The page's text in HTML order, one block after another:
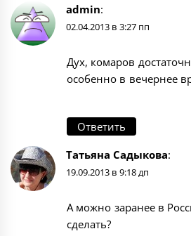
admin:
02.04.2013 в 3:27 пп
Дух, комаров
особенно в вечернее
Ответить
Татьяна Садыкова:
19.09.2013 в 9:18 дп
А можно заранее в
сделать?